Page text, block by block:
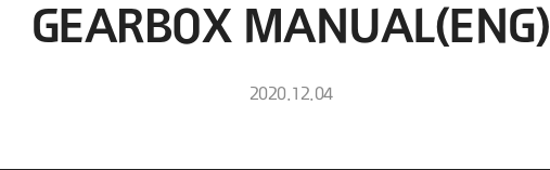
GEARBOX MANUAL(ENG)
2020.12.04